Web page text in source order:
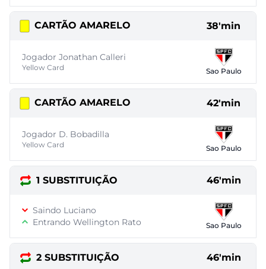
CARTÃO AMARELO 38'min
Jogador Jonathan Calleri
Yellow Card Sao Paulo
CARTÃO AMARELO 42'min
Jogador D. Bobadilla
Yellow Card Sao Paulo
1 SUBSTITUIÇÃO 46'min
Saindo Luciano
Entrando Wellington Rato
Sao Paulo
2 SUBSTITUIÇÃO 46'min